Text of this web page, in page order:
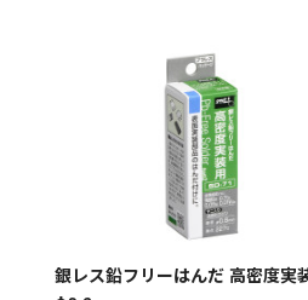
銀レス鉛フリーはんだ 高密度実